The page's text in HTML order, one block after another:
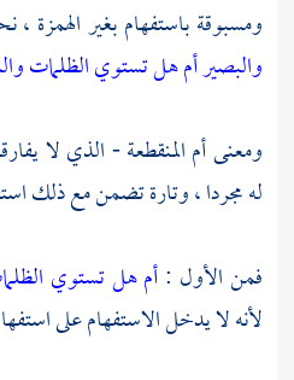
ومسبوقة باستفهام بغير الهمزة ،
والبصير أم هل تستوي الظلمات
ومعنى أم المنقطعة - الذي لا
له مجردا ، وتارة تضمن مع ذلك
فمن الأول :أم هل تستوي
لأنه لا يدخل الاستفهام على